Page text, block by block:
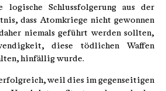
Schlussfolgerung aus der
dass Atomkriege nicht gewonnen
niemals geführt werden sollten,
diese tödlichen Waffen
hinfällig wurde.
weil dies im gegenseitigen